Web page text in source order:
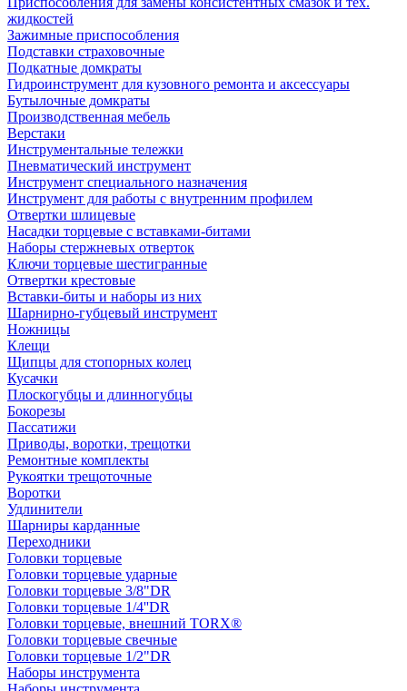
жидкостей
Зажимные приспособления
Подставки страховочные
Подкатные домкраты
Гидроинструмент для кузовного ремонта и аксессуары
Бутылочные домкраты
Производственная мебель
Верстаки
Инструментальные тележки
Пневматический инструмент
Инструмент специального назначения
Инструмент для работы с внутренним профилем
Отвертки шлицевые
Насадки торцевые с вставками-битами
Наборы стержневых отверток
Ключи торцевые шестигранные
Отвертки крестовые
Вставки-биты и наборы из них
Шарнирно-губцевый инструмент
Ножницы
Клещи
Щипцы для стопорных колец
Кусачки
Плоскогубцы и длинногубцы
Бокорезы
Пассатижи
Приводы, воротки, трещотки
Ремонтные комплекты
Рукоятки трещоточные
Воротки
Удлинители
Шарниры карданные
Переходники
Головки торцевые
Головки торцевые ударные
Головки торцевые 3/8"DR
Головки торцевые 1/4''DR
Головки торцевые, внешний TORX®
Головки торцевые свечные
Головки торцевые 1/2"DR
Наборы инструмента